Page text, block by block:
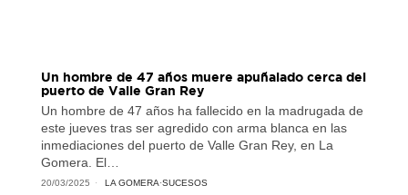
Un hombre de 47 años muere apuñalado cerca del
puerto de Valle Gran Rey
Un hombre de 47 años ha fallecido en la madrugada de
este jueves tras ser agredido con arma blanca en las
inmediaciones del puerto de Valle Gran Rey, en La
Gomera. El…
20/03/2025 LA GOMERA·SUCESOS